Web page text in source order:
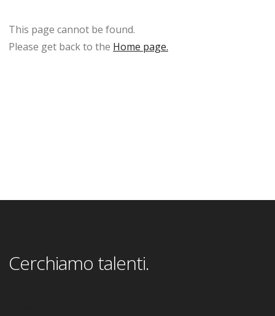
This page cannot be found.
Please get back to the Home page.
Cerchiamo talenti.